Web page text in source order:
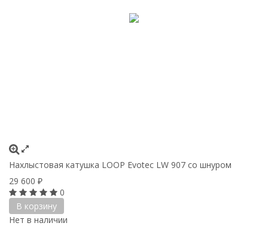
Нахлыстовая катушка LOOP Evotec LW 907 со шнуром
29 600 ₽
0
В корзину
Нет в наличии